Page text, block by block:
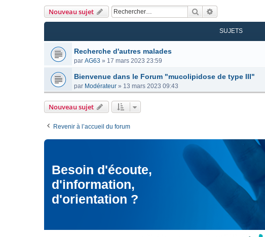
Nouveau sujet Rechercher
SUJETS
Recherche d'autres malades
par AG63 » 17 mars 2023 23:59
Bienvenue dans le Forum "mucolipidose de type III"
par Modérateur » 13 mars 2023 09:43
Nouveau sujet
Revenir à l’accueil du forum
Besoin d'écoute,
d'information,
d'orientation ?